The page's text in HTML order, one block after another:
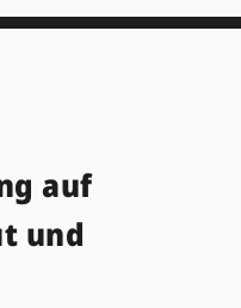
auf
und